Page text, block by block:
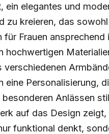
ein elegantes und
zu kreieren, das
für Frauen ansprechend
hochwertigen
verschiedenen
eine Personalisierung,
Anlässen
auf das Design zeigt,
funktional denkt,